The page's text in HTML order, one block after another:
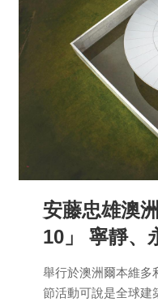
安藤忠雄澳
10」 寧靜、
舉行於澳洲爾本維多
節活動可說是全球建